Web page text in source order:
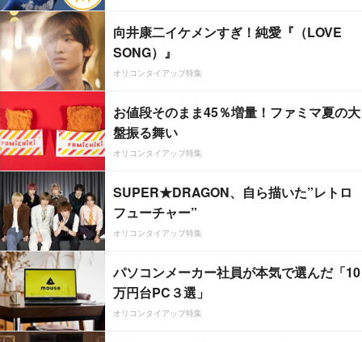
向井康二イケメンすぎ！純愛『（LOVE
SONG）』
オリコンタイアップ特集
お値段そのまま45％増量！ファミマ夏の大
盤振る舞い
オリコンタイアップ特集
SUPER★DRAGON、自ら描いた”レトロ
フューチャー”
オリコンタイアップ特集
パソコンメーカー社員が本気で選んだ「10
万円台PC３選」
オリコンタイアップ特集